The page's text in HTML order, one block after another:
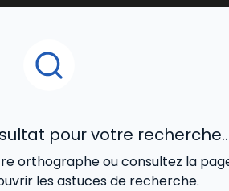
pour votre
orthographe ou consultez la
les astuces de recherche.